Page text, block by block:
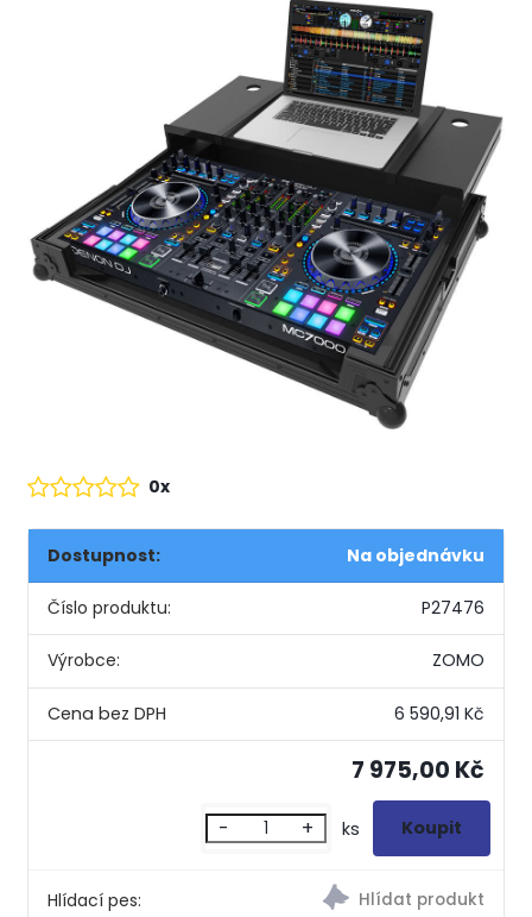
0x
Dostupnost: Na objednávku
Číslo produktu: P27476
Výrobce: ZOMO
6 590,91 Kč
7 975,00 Kč
Hlídací pes:
- + ks